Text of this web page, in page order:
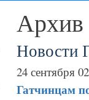
Архив
Новости
24 сентября
Гатчинцам